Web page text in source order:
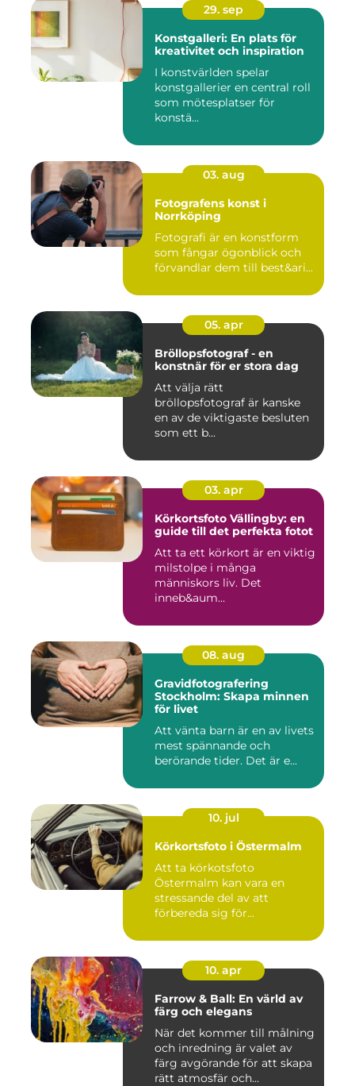
29. sep
Konstgalleri: En plats för
kreativitet och inspiration
I konstvärlden spelar
konstgallerier en central roll
som mötesplatser för
konstä...
03. aug
Fotografens konst i
Norrköping
Fotografi är en konstform
som fångar ögonblick och
förvandlar dem till best&ari...
05. apr
Bröllopsfotograf - en
konstnär för er stora dag
Att välja rätt
bröllopsfotograf är kanske
en av de viktigaste besluten
som ett b...
03. apr
Körkortsfoto Vällingby: en
guide till det perfekta fotot
Att ta ett körkort är en viktig
milstolpe i många
människors liv. Det
inneb&aum...
08. aug
Gravidfotografering
Stockholm: Skapa minnen
för livet
Att vänta barn är en av livets
mest spännande och
berörande tider. Det är e...
10. jul
Körkortsfoto i Östermalm
Att ta körkotsfoto
Östermalm kan vara en
stressande del av att
förbereda sig för...
10. apr
Farrow & Ball: En värld av
färg och elegans
När det kommer till målning
och inredning är valet av
färg avgörande för att skapa
rätt atmosfär och...